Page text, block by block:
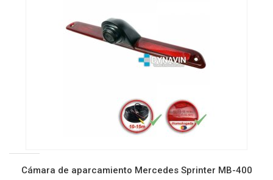
Cámara de aparcamiento Mercedes Sprinter MB-400